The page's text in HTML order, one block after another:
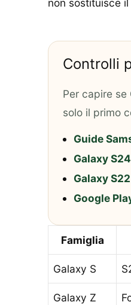
non sostituisce
Controlli
Per capire
solo il primo
Guide
Galaxy
Galaxy
Google
Famiglia
Galaxy S
Galaxy Z